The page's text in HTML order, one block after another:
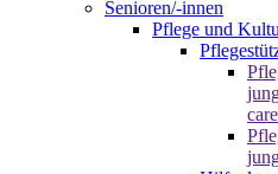
Senioren/-innen
Pflege und